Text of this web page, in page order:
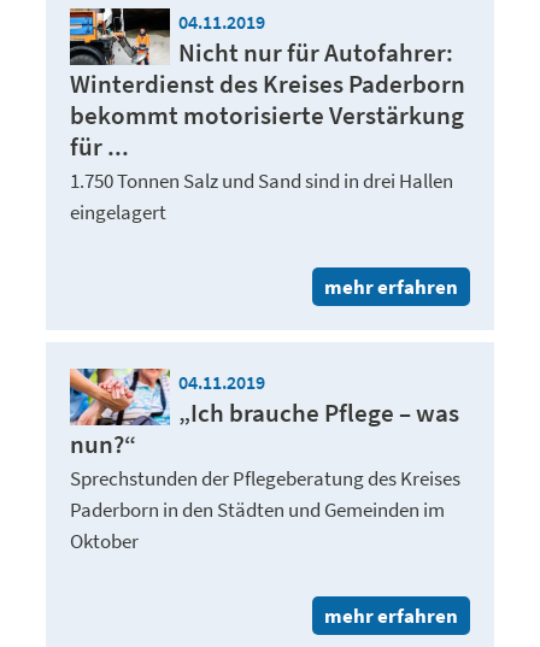
04.11.2019
Nicht nur für Autofahrer:
Winterdienst des Kreises Paderborn
bekommt motorisierte Verstärkung
für ...
1.750 Tonnen Salz und Sand sind in drei Hallen
eingelagert
mehr erfahren
04.11.2019
„Ich brauche Pflege – was
nun?“
Sprechstunden der Pflegeberatung des Kreises
Paderborn in den Städten und Gemeinden im
Oktober
mehr erfahren